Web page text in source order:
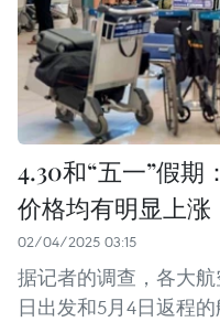
4.30和“五一”假期
价格均有明显上涨
02/04/2025 03:15
据记者的调查，各大
日出发和5月4日返程